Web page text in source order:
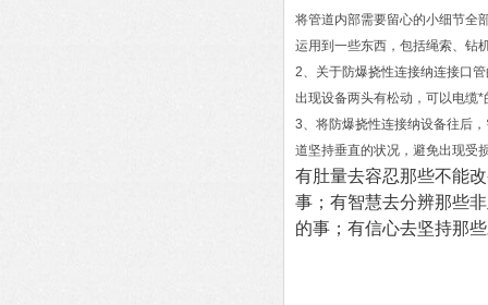
将管道内部需要留心的小细节全
运用到一些东西，包括绳索、钻
2、关于防爆挠性连接纳连接口
出现设备两头有松动，可以电缆*
3、将防爆挠性连接纳设备往后
道坚持垂直的状况，避免出现受
有肚量去容忍那些不能
事；有智慧去分辨那些
的事；有信心去坚持那